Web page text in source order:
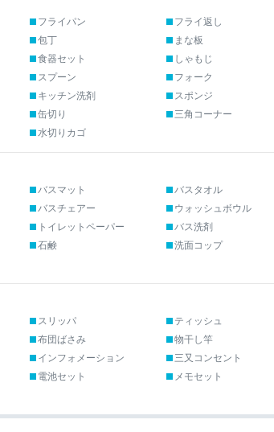
フライパン
フライ返し
包丁
まな板
食器セット
しゃもじ
スプーン
フォーク
キッチン洗剤
スポンジ
缶切り
三角コーナー
水切りカゴ
バスマット
バスタオル
バスチェアー
ウォッシュボウル
トイレットペーパー
バス洗剤
石鹸
洗面コップ
スリッパ
ティッシュ
布団ばさみ
物干し竿
インフォメーション
三又コンセント
電池セット
メモセット